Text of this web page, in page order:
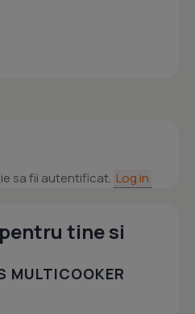
sa fii autentificat. Log in
tine si
MULTICOOKER